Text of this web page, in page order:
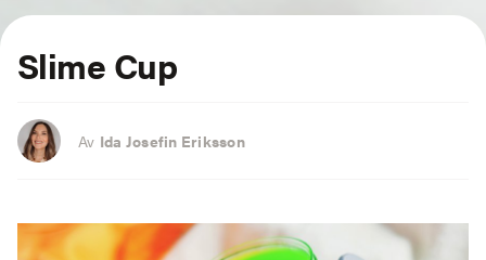
Slime Cup
Av Ida Josefin Eriksson